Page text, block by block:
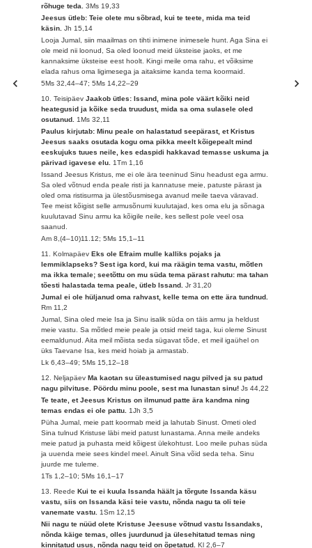
rõhuge teda.3Ms 19,33
Jeesus ütleb: Teie olete mu sõbrad, kui te teete, mida ma teid
käsin.Jh 15,14
Looja Jumal, siin maailmas on tihti inimene inimesele hunt. Aga Sina ei
ole meid nii loonud, Sa oled loonud meid üksteise jaoks, et me
kannaksime üksteise eest hoolt. Kingi meile oma rahu, et võiksime
elada rahus oma ligimesega ja aitaksime kanda tema koormaid.
5Ms 32,44–47; 5Ms 14,22–29
10. TeisipäevJaakob ütles: Issand, mina pole väärt kõiki neid
heategusid ja kõike seda truudust, mida sa oma sulasele oled
osutanud. 1Ms 32,11
Paulus kirjutab: Minu peale on halastatud seepärast, et Kristus
Jeesus saaks osutada kogu oma pikka meelt kõigepealt mind
eeskujuks tuues neile, kes edaspidi hakkavad temasse uskuma ja
pärivad igavese elu. 1Tm 1,16
Issand Jeesus Kristus, me ei ole ära teeninud Sinu headust ega armu.
Sa oled võtnud enda peale risti ja kannatuse meie, patuste pärast ja
oled oma ristisurma ja ülestõusmisega avanud meile taeva väravad.
Tee meist kõigist selle armusõnumi kuulutajad, kes oma elu ja sõnaga
kuulutavad Sinu armu ka kõigile neile, kes sellest pole veel osa
saanud.
Am 8,(4–10)11.12; 5Ms 15,1–11
11. KolmapäevEks ole Efraim mulle kalliks pojaks ja
lemmiklapseks? Sest iga kord, kui ma räägin tema vastu, mõtlen
ma ikka temale; seetõttu on mu süda tema pärast rahutu: ma tahan
tõesti halastada tema peale, ütleb Issand.Jr 31,20
Jumal ei ole hüljanud oma rahvast, kelle tema on ette ära tundnud.
Rm 11,2
Jumal, Sina oled meie Isa ja Sinu isalik süda on täis armu ja heldust
meie vastu. Sa mõtled meie peale ja otsid meid taga, kui oleme Sinust
eemaldunud. Aita meil mõista seda sügavat tõde, et meil igaühel on
üks Taevane Isa, kes meid hoiab ja armastab.
Lk 6,43–49; 5Ms 15,12–18
12. NeljapäevMa kaotan su üleastumised nagu pilved ja su patud
nagu pilvituse. Pöördu minu poole, sest ma lunastan sinu!Js 44,22
Te teate, et Jeesus Kristus on ilmunud patte ära kandma ning
temas endas ei ole pattu. 1Jh 3,5
Püha Jumal, meie patt koormab meid ja lahutab Sinust. Ometi oled
Sina tulnud Kristuse läbi meid patust lunastama. Anna meile andeks
meie patud ja puhasta meid kõigest ülekohtust. Loo meile puhas süda
ja uuenda meie sees kindel meel. Ainult Sina võid seda teha. Sinu
juurde me tuleme.
1Ts 1,2–10; 5Ms 16,1–17
13. ReedeKui te ei kuula Issanda häält ja tõrgute Issanda käsu
vastu, siis on Issanda käsi teie vastu, nõnda nagu ta oli teie
vanemate vastu. 1Sm 12,15
Nii nagu te nüüd olete Kristuse Jeesuse võtnud vastu Issandaks,
nõnda käige temas, olles juurdunud ja ülesehitatud temas ning
kinnitatud usus, nõnda nagu teid on õpetatud.Kl 2,6–7